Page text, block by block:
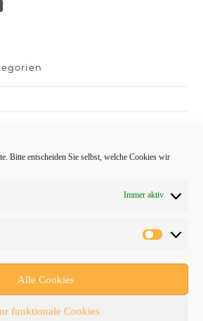
Bitte entscheiden Sie selbst, welche Cookies wir
Immer aktiv
Alle Cookies
funktionale Cookies